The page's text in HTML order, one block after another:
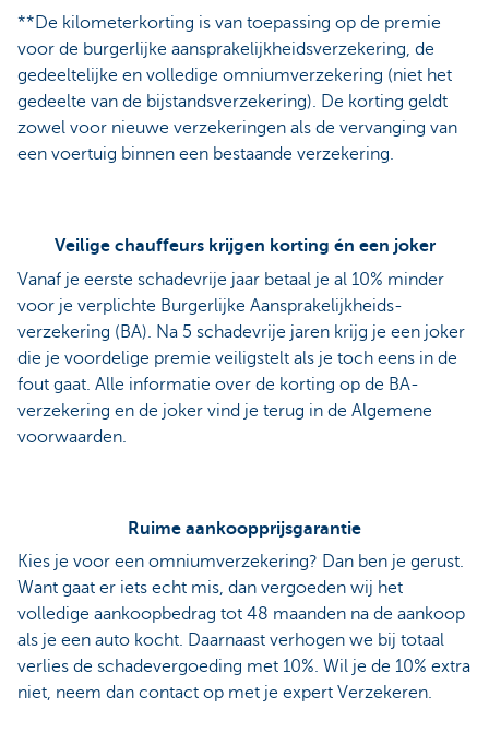
**De kilometerkorting is van toepassing op de premie
voor de burgerlijke aansprakelijkheidsverzekering, de
gedeeltelijke en volledige omniumverzekering (niet het
gedeelte van de bijstandsverzekering). De korting geldt
zowel voor nieuwe verzekeringen als de vervanging van
een voertuig binnen een bestaande verzekering.
Veilige chauffeurs krijgen korting én een joker
Vanaf je eerste schadevrije jaar betaal je al 10% minder
voor je verplichte Burgerlijke Aansprakelijkheids-
verzekering (BA). Na 5 schadevrije jaren krijg je een joker
die je voordelige premie veiligstelt als je toch eens in de
fout gaat. Alle informatie over de korting op de BA-
verzekering en de joker vind je terug in de Algemene
voorwaarden.
Ruime aankoopprijsgarantie
Kies je voor een omniumverzekering? Dan ben je gerust.
Want gaat er iets echt mis, dan vergoeden wij het
volledige aankoopbedrag tot 48 maanden na de aankoop
als je een auto kocht. Daarnaast verhogen we bij totaal
verlies de schadevergoeding met 10%. Wil je de 10% extra
niet, neem dan contact op met je expert Verzekeren.